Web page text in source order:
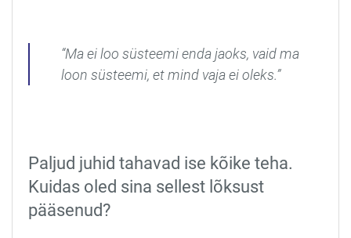
“Ma ei loo süsteemi enda jaoks, vaid ma
loon süsteemi, et mind vaja ei oleks.”
Paljud juhid tahavad ise kõike teha.
Kuidas oled sina sellest lõksust
pääsenud?